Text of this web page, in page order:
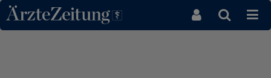
Direkt zum Inhaltsbereich